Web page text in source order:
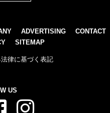
ADVERTISING
CONTACT
SITEMAP
律に基づく表記
US